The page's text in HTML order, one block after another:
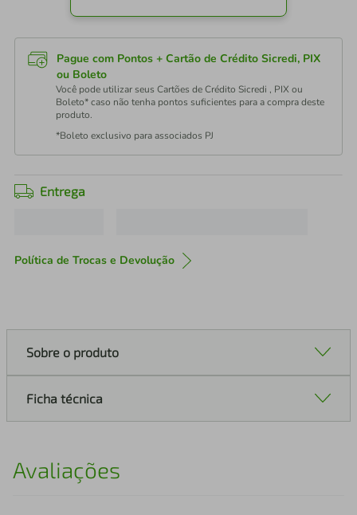
Pague com Pontos + Cartão de Crédito Sicredi, PIX
ou Boleto
Você pode utilizar seus Cartões de Crédito Sicredi , PIX ou
Boleto* caso não tenha pontos suficientes para a compra deste
produto.
*Boleto exclusivo para associados PJ
Entrega
Política de Trocas e Devolução
Sobre o produto
Ficha técnica
Avaliações